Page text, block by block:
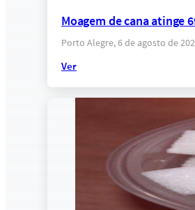
Moagem de cana atinge
Porto Alegre, 6 de agosto de
Ver